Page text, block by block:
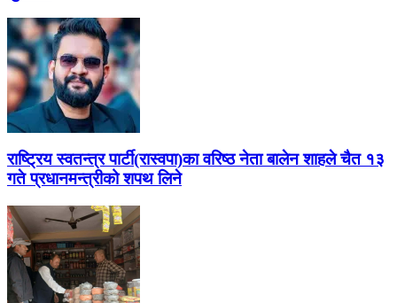
राष्ट्रिय स्वतन्त्र पार्टी(रास्वपा)का वरिष्ठ नेता बालेन शाहले चैत १३
गते प्रधानमन्त्रीको शपथ लिने